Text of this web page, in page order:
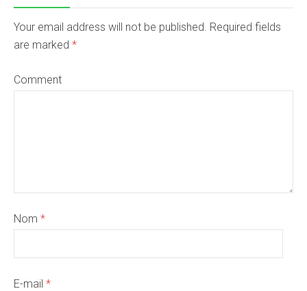
Your email address will not be published. Required fields
are marked *
Comment
Nom *
E-mail *